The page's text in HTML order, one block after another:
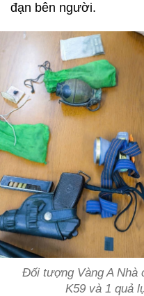
đạn bên người.
Đối tượng Vàng A Nhà
K59 và 1 quả